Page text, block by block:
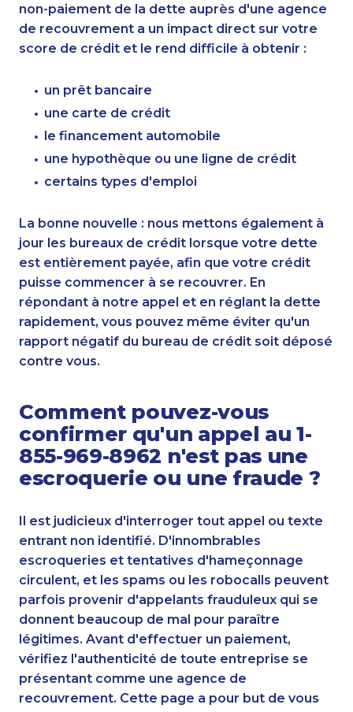
non-paiement de la dette auprès d'une agence
de recouvrement a un impact direct sur votre
score de crédit et le rend difficile à obtenir :
un prêt bancaire
une carte de crédit
le financement automobile
une hypothèque ou une ligne de crédit
certains types d'emploi
La bonne nouvelle : nous mettons également à
jour les bureaux de crédit lorsque votre dette
est entièrement payée, afin que votre crédit
puisse commencer à se recouvrer. En
répondant à notre appel et en réglant la dette
rapidement, vous pouvez même éviter qu'un
rapport négatif du bureau de crédit soit déposé
contre vous.
Comment pouvez-vous
confirmer qu'un appel au 1-
855-969-8962 n'est pas une
escroquerie ou une fraude ?
Il est judicieux d'interroger tout appel ou texte
entrant non identifié. D'innombrables
escroqueries et tentatives d'hameçonnage
circulent, et les spams ou les robocalls peuvent
parfois provenir d'appelants frauduleux qui se
donnent beaucoup de mal pour paraître
légitimes. Avant d'effectuer un paiement,
vérifiez l'authenticité de toute entreprise se
présentant comme une agence de
recouvrement. Cette page a pour but de vous